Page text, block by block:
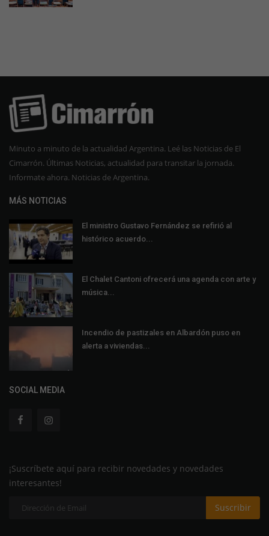
Minuto a minuto de la actualidad Argentina. Leé las Noticias de El
Cimarrón. Últimas Noticias, actualidad para transitar la jornada.
Informate ahora. Noticias de Argentina.
MÁS NOTICIAS
El ministro Gustavo Fernández se refirió al
histórico acuerdo...
El Chalet Cantoni ofrecerá una agenda con arte y
música...
Incendio de pastizales en Albardón puso en
alerta a viviendas...
SOCIAL MEDIA
¡Suscríbete aquí para recibir novedades y novedades
interesantes!
Suscribir